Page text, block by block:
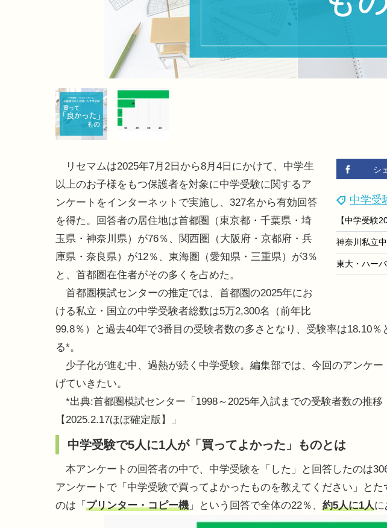
シ
中学受
リセマムは2025年7月2日から8月4日にかけて、中学生
以上のお子様をもつ保護者を対象に中学受験に関するア
ンケートをインターネットで実施し、327名から有効回答
を得た。回答者の居住地は首都圏（東京都・千葉県・埼
玉県・神奈川県）が76％、関西圏（大阪府・京都府・兵
庫県・奈良県）が12％、東海圏（愛知県・三重県）が3％
と、首都圏在住者がその多くを占めた。
首都圏模試センターの推定では、首都圏の2025年にお
ける私立・国立の中学受験者総数は5万2,300名（前年比
99.8％）と過去40年で3番目の受験者数の多さとなり、受験率は18.10
る*。
少子化が進む中、過熱が続く中学受験。編集部では、今回のアンケ
げていきたい。
*出典:首都圏模試センター「1998～2025年入試までの受験者数の推移
【2025.2.17ほぼ確定版】」
中学受験で5人に1人が「買ってよかった」ものとは
本アンケートの回答者の中で、中学受験を「した」と回答したのは
アンケートで「中学受験で買ってよかったものを教えてください」と
のは「 プリンター・コピー機 」という回答で全体の22％、 約5人に1人に